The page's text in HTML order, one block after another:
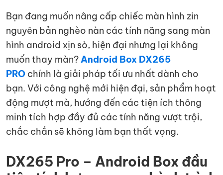
Bạn đang muốn nâng cấp chiếc màn hình zin
nguyên bản nghèo nàn các tính năng sang màn
hình android xịn sò, hiện đại nhưng lại không
muốn thay màn?Android Box DX265
PRO chính là giải pháp tối ưu nhất dành cho
bạn. Với công nghệ mới hiện đại, sản phẩm hoạt
động mượt mà, hướng đến các tiện ích thông
minh tích hợp đầy đủ các tính năng vượt trội,
chắc chắn sẽ không làm bạn thất vọng.
DX265 Pro – Android Box đầu